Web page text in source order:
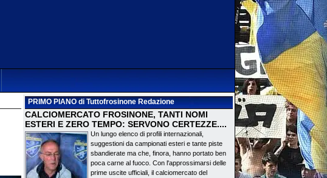
PRIMO PIANOdi Tuttofrosinone Redazione
CALCIOMERCATO FROSINONE, TANTI NOMI
ESTERI E ZERO TEMPO: SERVONO CERTEZZE....
Un lungo elenco di profili internazionali,
suggestioni da campionati esteri e tante piste
sbandierate ma che, finora, hanno portato ben
poca carne al fuoco. Con l'approssimarsi delle
prime uscite ufficiali, il calciomercato del